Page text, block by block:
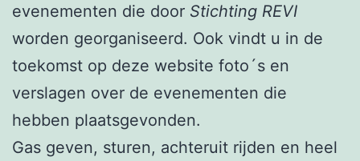
evenementen die door Stichting REVI
worden georganiseerd. Ook vindt u in de
toekomst op deze website foto´s en
verslagen over de evenementen die
hebben plaatsgevonden.
Gas geven, sturen, achteruit rijden en heel